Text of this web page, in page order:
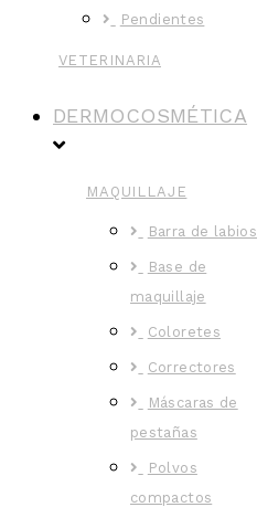
Pendientes
VETERINARIA
DERMOCOSMÉTICA
MAQUILLAJE
Barra de labios
Base de
maquillaje
Coloretes
Correctores
Máscaras de
pestañas
Polvos
compactos